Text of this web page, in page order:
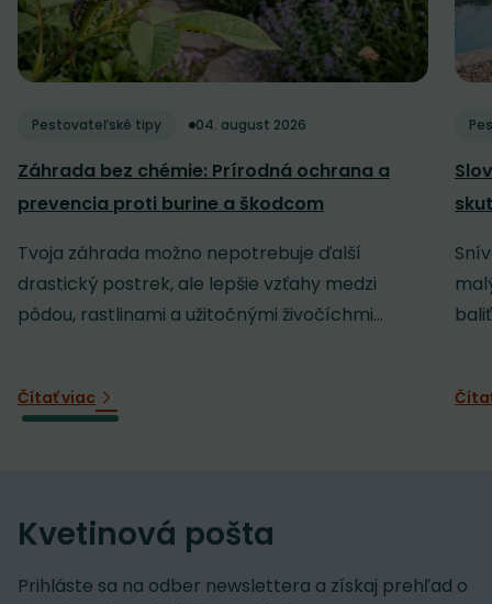
Pestovateľské tipy 04. august 2026
Záhrada bez chémie: Prírodná ochrana a
prevencia proti burine a škodcom
Tvoja záhrada možno nepotrebuje ďalší
drastický postrek, ale lepšie vzťahy medzi
pôdou, rastlinami a užitočnými živočíchmi...
Čítať viac
Kvetinová pošta
Prihláste sa na odber newslettera a získaj prehľad o